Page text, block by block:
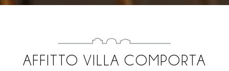
AFFITTO VILLA COMPORTA